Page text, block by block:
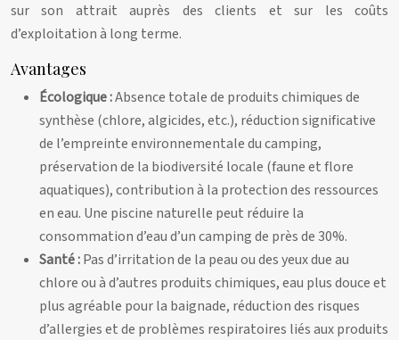
sur son attrait auprès des clients et sur les coûts
d’exploitation à long terme.
Avantages
Écologique :Absence totale de produits chimiques de
synthèse (chlore, algicides, etc.), réduction significative
de l’empreinte environnementale du camping,
préservation de la biodiversité locale (faune et flore
aquatiques), contribution à la protection des ressources
en eau. Une piscine naturelle peut réduire la
consommation d’eau d’un camping de près de 30%.
Santé :Pas d’irritation de la peau ou des yeux due au
chlore ou à d’autres produits chimiques, eau plus douce et
plus agréable pour la baignade, réduction des risques
d’allergies et de problèmes respiratoires liés aux produits